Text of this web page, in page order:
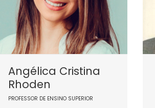
Angélica Cristina
Rhoden
PROFESSOR DE ENSINO SUPERIOR